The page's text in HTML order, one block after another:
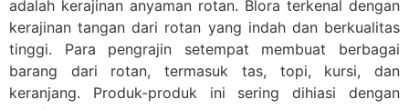
adalah kerajinan anyaman rotan. Blora terkenal dengan
kerajinan tangan dari rotan yang indah dan berkualitas
tinggi. Para pengrajin setempat membuat berbagai
barang dari rotan, termasuk tas, topi, kursi, dan
keranjang. Produk-produk ini sering dihiasi dengan